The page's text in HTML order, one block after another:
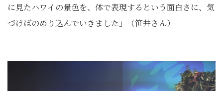
に見たハワイの景色を、体で表現するという面白さに、気
づけばのめり込んでいきました」（笹井さん）